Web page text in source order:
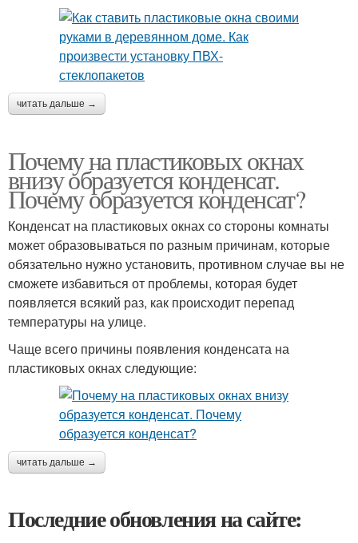
читать дальше →
Почему на пластиковых окнах
внизу образуется конденсат.
Почему образуется конденсат?
Конденсат на пластиковых окнах со стороны комнаты
может образовываться по разным причинам, которые
обязательно нужно установить, противном случае вы не
сможете избавиться от проблемы, которая будет
появляется всякий раз, как происходит перепад
температуры на улице.
Чаще всего причины появления конденсата на
пластиковых окнах следующие:
читать дальше →
Последние обновления на сайте: